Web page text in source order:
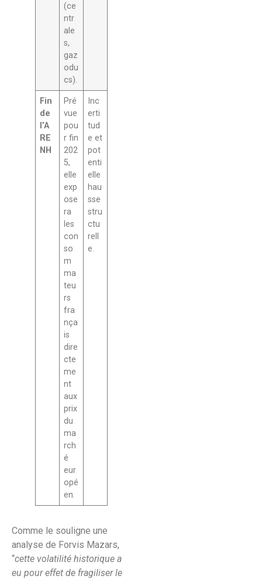
(ce
ntr
ale
s,
gaz
odu
cs).
Fin
de
l’A
RE
NH
Pré
vue
pou
r fin
202
5,
elle
exp
ose
ra
les
con
so
m
ma
teu
rs
fra
nça
is
dire
cte
me
nt
aux
prix
du
ma
rch
é
eur
opé
en.
Inc
erti
tud
e et
pot
enti
elle
hau
sse
stru
ctu
rell
e.
Comme le souligne une
analyse de Forvis Mazars,
“cette volatilité historique a
eu pour effet de fragiliser le